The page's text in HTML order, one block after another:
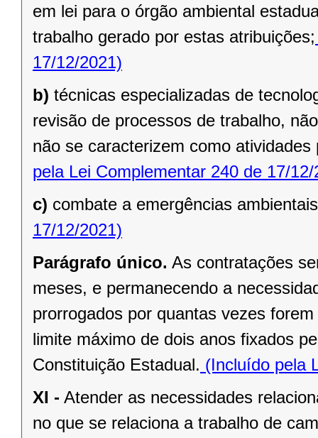
em lei para o órgão ambiental
trabalho gerado por estas atribuições;
17/12/2021)
b) técnicas especializadas de
revisão de processos de trabalho,
não se caracterizem como
pela Lei Complementar 240 de 17/12/
c) combate a emergências
17/12/2021)
Parágrafo único. As contratações
meses, e permanecendo a
prorrogados por quantas vezes
limite máximo de dois anos fixados
Constituição Estadual. (Incluído pela
XI - Atender as necessidades
no que se relaciona a trabalho de